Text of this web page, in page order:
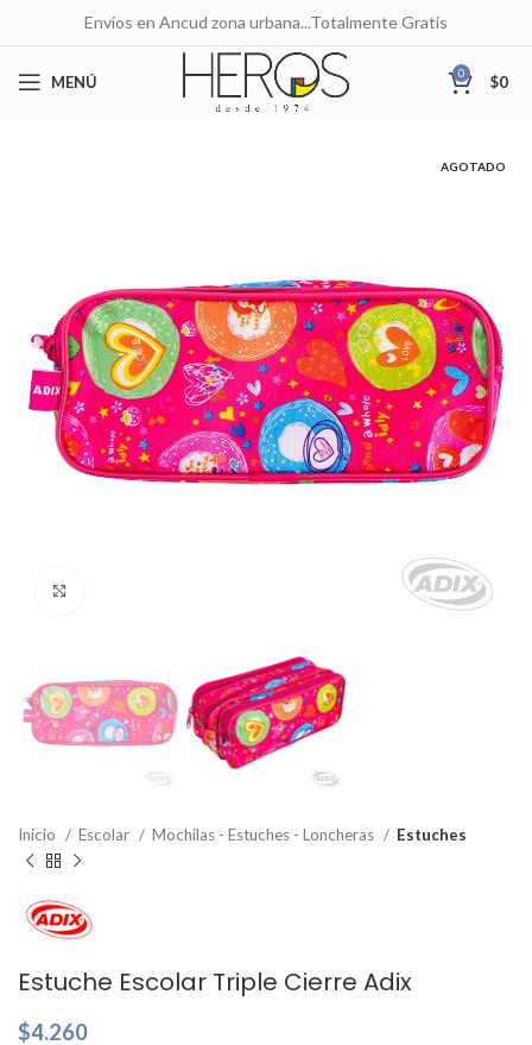
Envíos en Ancud zona urbana...Totalmente Gratis
MENÚ 0 $0
AGOTADO
Inicio Escolar Mochilas - Estuches - Loncheras Estuches
Estuche Escolar Triple Cierre Adix
$4.260